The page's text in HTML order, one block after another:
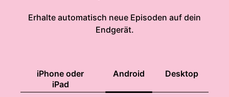
Erhalte automatisch neue Episoden auf dein
Endgerät.
iPhone oder
iPad
Android Desktop